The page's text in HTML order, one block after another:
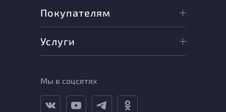
Покупателям
Услуги
Мы в соцсетях